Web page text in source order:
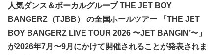
人気ダンス＆ボーカルグループ THE JET BOY
BANGERZ（TJBB） の全国ホールツアー 「THE JET
BOY BANGERZ LIVE TOUR 2026 〜JET BANGIN’〜」
が2026年7月〜9月にかけて開催されることが発表されま